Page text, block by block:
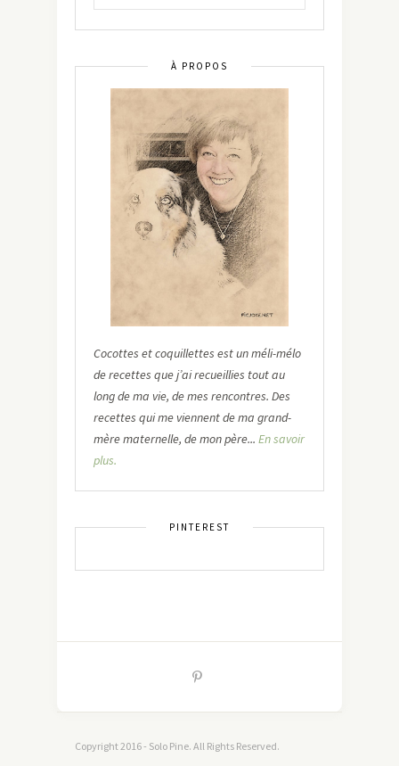
À PROPOS
Cocottes et coquillettes est un méli-mélo
de recettes que j’ai recueillies tout au
long de ma vie, de mes rencontres. Des
recettes qui me viennent de ma grand-
mère maternelle, de mon père... En savoir
plus.
PINTEREST
Copyright 2016 - Solo Pine. All Rights Reserved.